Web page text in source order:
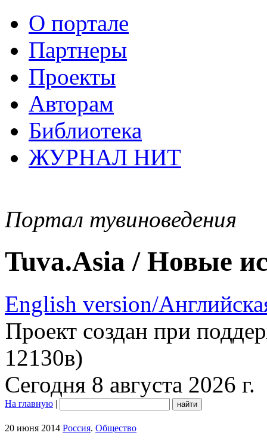
О портале
Партнеры
Проекты
Авторам
Библиотека
ЖУРНАЛ НИТ
Портал тувиноведения
Tuva.Asia / Новые
English version/
Проект создан при
12130в)
Сегодня 8 августа 2026 г.
На главную |
20 июня 2014 Россия. Общество